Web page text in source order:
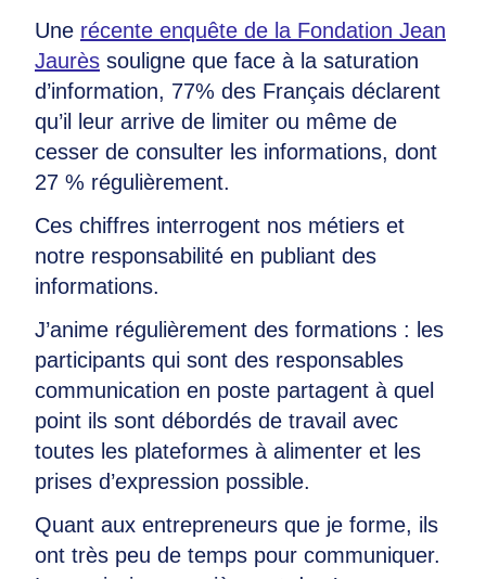
Une récente enquête de la Fondation Jean
Jaurès souligne que face à la saturation
d’information, 77% des Français déclarent
qu’il leur arrive de limiter ou même de
cesser de consulter les informations, dont
27 % régulièrement.
Ces chiffres interrogent nos métiers et
notre responsabilité en publiant des
informations.
J’anime régulièrement des formations : les
participants qui sont des responsables
communication en poste partagent à quel
point ils sont débordés de travail avec
toutes les plateformes à alimenter et les
prises d’expression possible.
Quant aux entrepreneurs que je forme, ils
ont très peu de temps pour communiquer.